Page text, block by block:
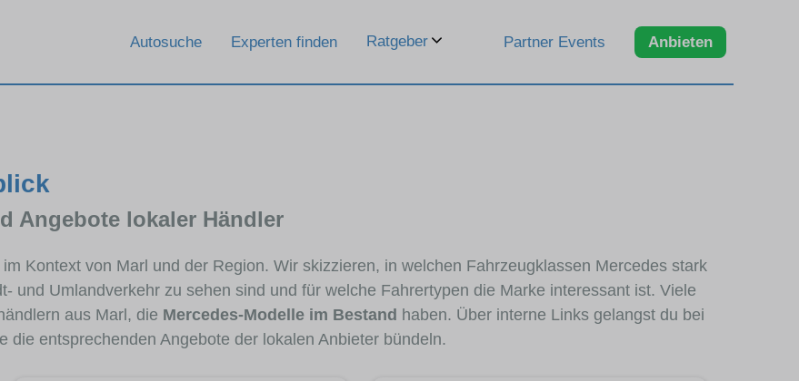
Autosuche Experten finden Ratgeber Partner Events Anbieten
Angebote lokaler Händler
Kontext von Marl und der Region. Wir skizzieren, in welchen Fahrzeugklassen Mercedes stark
und Umlandverkehr zu sehen sind und für welche Fahrertypen die Marke interessant ist. Viele
aus Marl, die Mercedes-Modelle im Bestand haben. Über interne Links gelangst du bei
die entsprechenden Angebote der lokalen Anbieter bündeln.